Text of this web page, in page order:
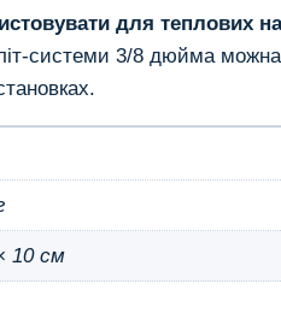
для теплових
системи 3/8 дюйма
10 см